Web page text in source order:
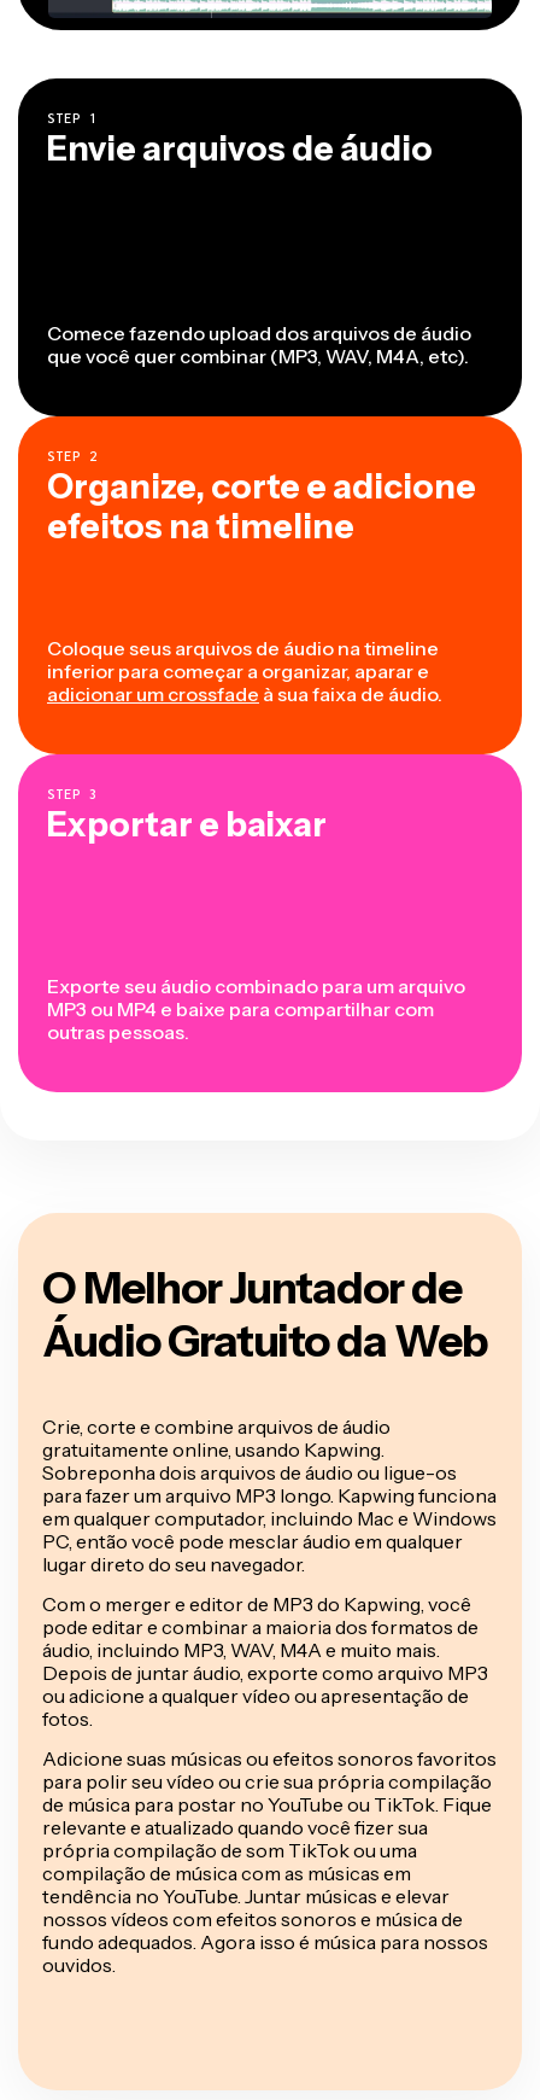
STEP 1
Envie arquivos de áudio
Comece fazendo upload dos arquivos de áudio
que você quer combinar (MP3, WAV, M4A, etc).
STEP 2
Organize, corte e adicione
efeitos na timeline
Coloque seus arquivos de áudio na timeline
inferior para começar a organizar, aparar e
adicionar um crossfade à sua faixa de áudio.
STEP 3
Exportar e baixar
Exporte seu áudio combinado para um arquivo
MP3 ou MP4 e baixe para compartilhar com
outras pessoas.
O Melhor Juntador de
Áudio Gratuito da Web
Crie, corte e combine arquivos de áudio
gratuitamente online, usando Kapwing.
Sobreponha dois arquivos de áudio ou ligue-os
para fazer um arquivo MP3 longo. Kapwing funciona
em qualquer computador, incluindo Mac e Windows
PC, então você pode mesclar áudio em qualquer
lugar direto do seu navegador.
Com o merger e editor de MP3 do Kapwing, você
pode editar e combinar a maioria dos formatos de
áudio, incluindo MP3, WAV, M4A e muito mais.
Depois de juntar áudio, exporte como arquivo MP3
ou adicione a qualquer vídeo ou apresentação de
fotos.
Adicione suas músicas ou efeitos sonoros favoritos
para polir seu vídeo ou crie sua própria compilação
de música para postar no YouTube ou TikTok. Fique
relevante e atualizado quando você fizer sua
própria compilação de som TikTok ou uma
compilação de música com as músicas em
tendência no YouTube. Juntar músicas e elevar
nossos vídeos com efeitos sonoros e música de
fundo adequados. Agora isso é música para nossos
ouvidos.